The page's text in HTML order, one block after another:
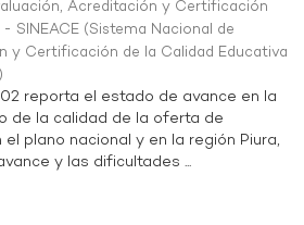
Acreditación y Certificación
SINEACE (Sistema Nacional de
y Certificación de la Calidad Educativa
)
reporta el estado de avance en la
de la calidad de la oferta de
plano nacional y en la región Piura,
y las dificultades ...